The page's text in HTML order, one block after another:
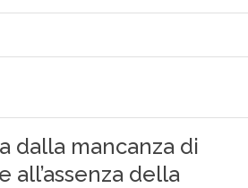
dalla mancanza di
della